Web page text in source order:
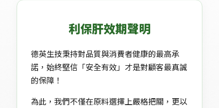
利保肝效期聲明
德英生技秉持對品質與消費者健康的最高承
諾，始終堅信「安全有效」才是對顧客最真誠
的保障！
為此，我們不僅在原料選擇上嚴格把關，更以